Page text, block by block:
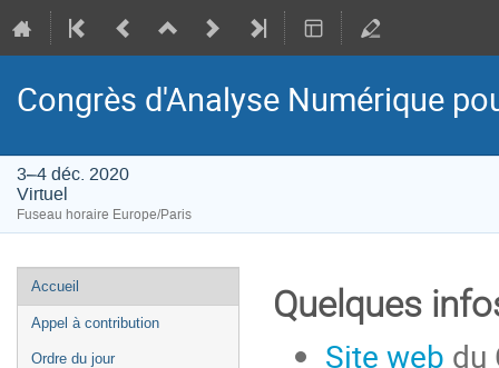
Congrès d'Analyse Numérique
3–4 déc. 2020
Virtuel
Fuseau horaire Europe/Paris
Menu
de
l'événement
Accueil
Appel à contribution
Ordre du jour
Quelques
Site web du